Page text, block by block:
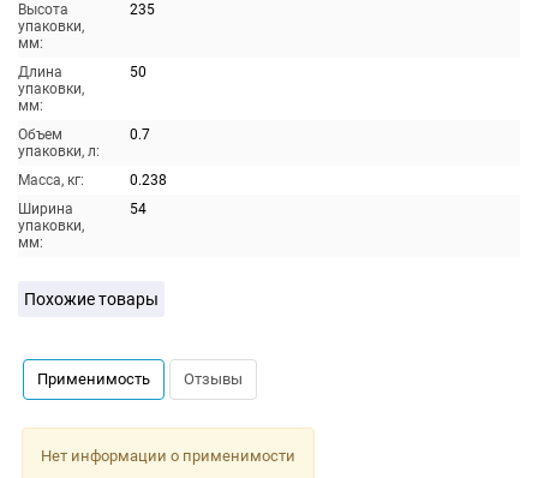
Высота
упаковки,
мм:
235
Длина
упаковки,
мм:
50
Объем
упаковки, л:
0.7
Масса, кг:
0.238
Ширина
упаковки,
мм:
54
Похожие товары
Применимость Отзывы
Нет информации о применимости